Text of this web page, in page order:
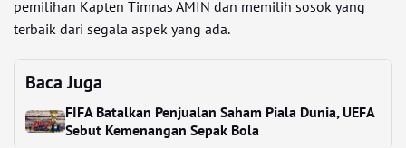
pemilihan Kapten Timnas AMIN dan memilih sosok yang
terbaik dari segala aspek yang ada.
Baca Juga
FIFA Batalkan Penjualan Saham Piala Dunia, UEFA
Sebut Kemenangan Sepak Bola